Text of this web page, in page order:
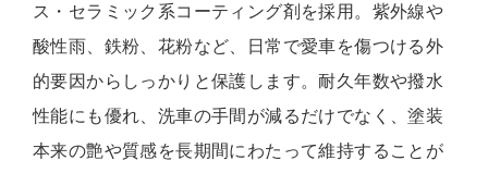
ス・セラミック系コーティング剤を採用。紫外線や
酸性雨、鉄粉、花粉など、日常で愛車を傷つける外
的要因からしっかりと保護します。耐久年数や撥水
性能にも優れ、洗車の手間が減るだけでなく、塗装
本来の艶や質感を長期間にわたって維持することが